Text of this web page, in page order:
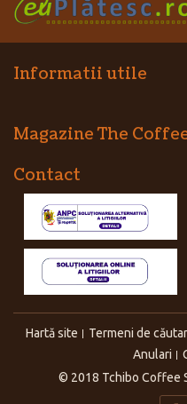
Informatii utile
Magazine The
Contact
Hartă site Termeni de
Anulari
© 2018 Tchibo Coffee